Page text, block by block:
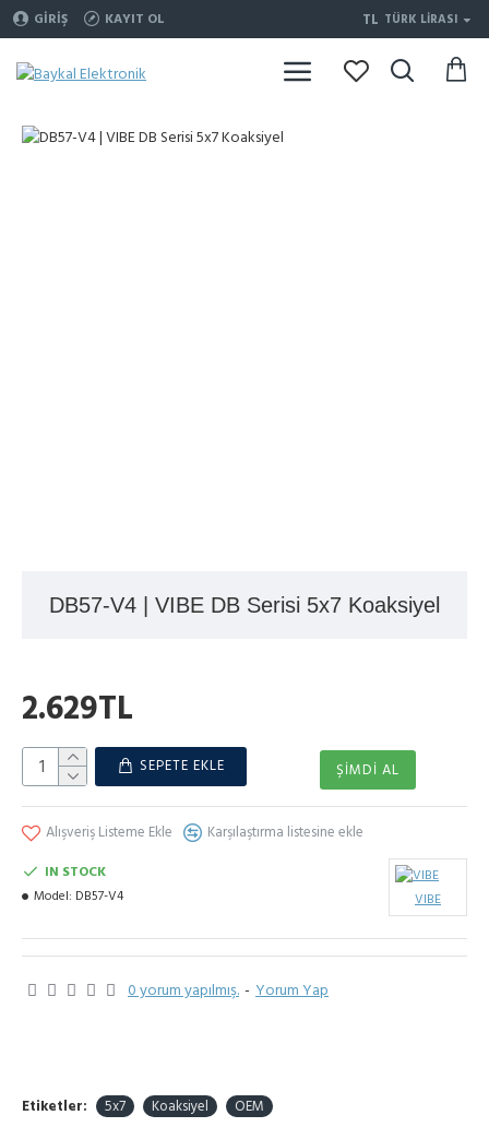
GIRIŞ KAYIT OL TL TÜRK LIRASI
DB57-V4 | VIBE DB Serisi 5x7 Koaksiyel
IN STOCK
Model: DB57-V4 VIBE
0 yorum yapılmış. - Yorum Yap
2.629TL
SEPETE EKLE ŞIMDI AL
Alışveriş Listeme Ekle Karşılaştırma listesine ekle
Etiketler: 5x7 Koaksiyel OEM